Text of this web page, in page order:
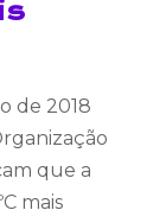
de 2018
que a
mais